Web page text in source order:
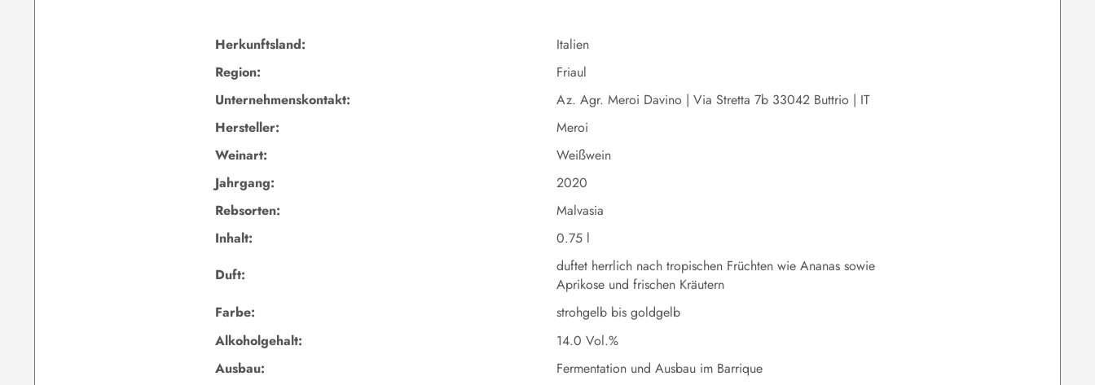
Herkunftsland:
Italien
Region:
Friaul
Unternehmenskontakt:
Az. Agr. Meroi Davino | Via Stretta 7b 33042 Buttrio | IT
Hersteller:
Meroi
Weinart:
Weißwein
Jahrgang:
2020
Rebsorten:
Malvasia
Inhalt:
0.75 l
Duft:
duftet herrlich nach tropischen Früchten wie Ananas sowie
Aprikose und frischen Kräutern
Farbe:
strohgelb bis goldgelb
Alkoholgehalt:
14.0 Vol.%
Ausbau:
Fermentation und Ausbau im Barrique